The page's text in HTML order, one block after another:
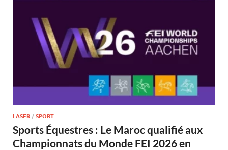
LASER / SPORT
Sports Équestres : Le Maroc qualifié aux
Championnats du Monde FEI 2026 en